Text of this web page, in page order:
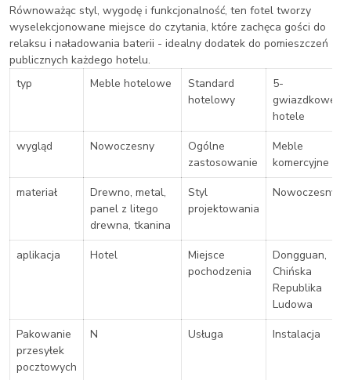
Równoważąc styl, wygodę i funkcjonalność, ten fotel tworzy
wyselekcjonowane miejsce do czytania, które zachęca gości do
relaksu i naładowania baterii - idealny dodatek do pomieszczeń
publicznych każdego hotelu.
typ
Meble hotelowe
Standard
hotelowy
5-
gwiazdkowe
hotele
wygląd
Nowoczesny
Ogólne
zastosowanie
Meble
komercyjne
materiał
Drewno, metal,
panel z litego
drewna, tkanina
Styl
projektowania
Nowoczesny
aplikacja Hotel
Miejsce
pochodzenia
Dongguan,
Chińska
Republika
Ludowa
Pakowanie
przesyłek
pocztowych
N Usługa Instalacja